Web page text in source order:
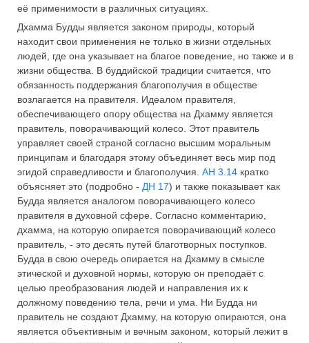
её применимости в различных ситуациях.
Дхамма Будды является законом природы, который
находит свои применения не только в жизни отдельных
людей, где она указывает на благое поведение, но также и в
жизни общества. В буддийской традиции считается, что
обязанность поддержания благополучия в обществе
возлагается на правителя. Идеалом правителя,
обеспечивающего опору общества на Дхамму является
правитель, поворачивающий колесо. Этот правитель
управляет своей страной согласно высшим моральным
принципам и благодаря этому объединяет весь мир под
эгидой справедливости и благополучия. АН 3.14 кратко
объясняет это (подробно - ДН 17) и также показывает как
Будда является аналогом поворачивающего колесо
правителя в духовной сфере. Согласно комментарию,
дхамма, на которую опирается поворачивающий колесо
правитель, - это десять путей благотворных поступков.
Будда в свою очередь опирается на Дхамму в смысле
этической и духовной нормы, которую он преподаёт с
целью преобразования людей и направления их к
должному поведению тела, речи и ума. Ни Будда ни
правитель не создают Дхамму, на которую опираются, она
является объективным и вечным законом, который лежит в